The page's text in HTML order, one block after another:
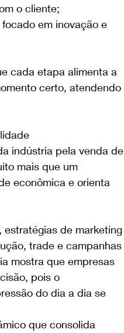
o cliente;
em inovação e
cada etapa alimenta a
certo, atendendo
indústria pela venda de
mais que um
econômica e orienta
estratégias de marketing
trade e campanhas
mostra que empresas
pois o
do dia a dia se
que consolida